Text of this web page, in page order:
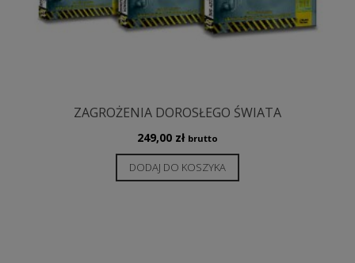
ZAGROŻENIA DOROSŁEGO ŚWIATA
249,00 zł brutto
DODAJ DO KOSZYKA